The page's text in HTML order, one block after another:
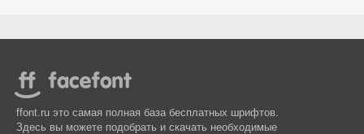
ffont.ru это самая полная база бесплатных шрифтов.
Здесь вы можете подобрать и скачать необходимые